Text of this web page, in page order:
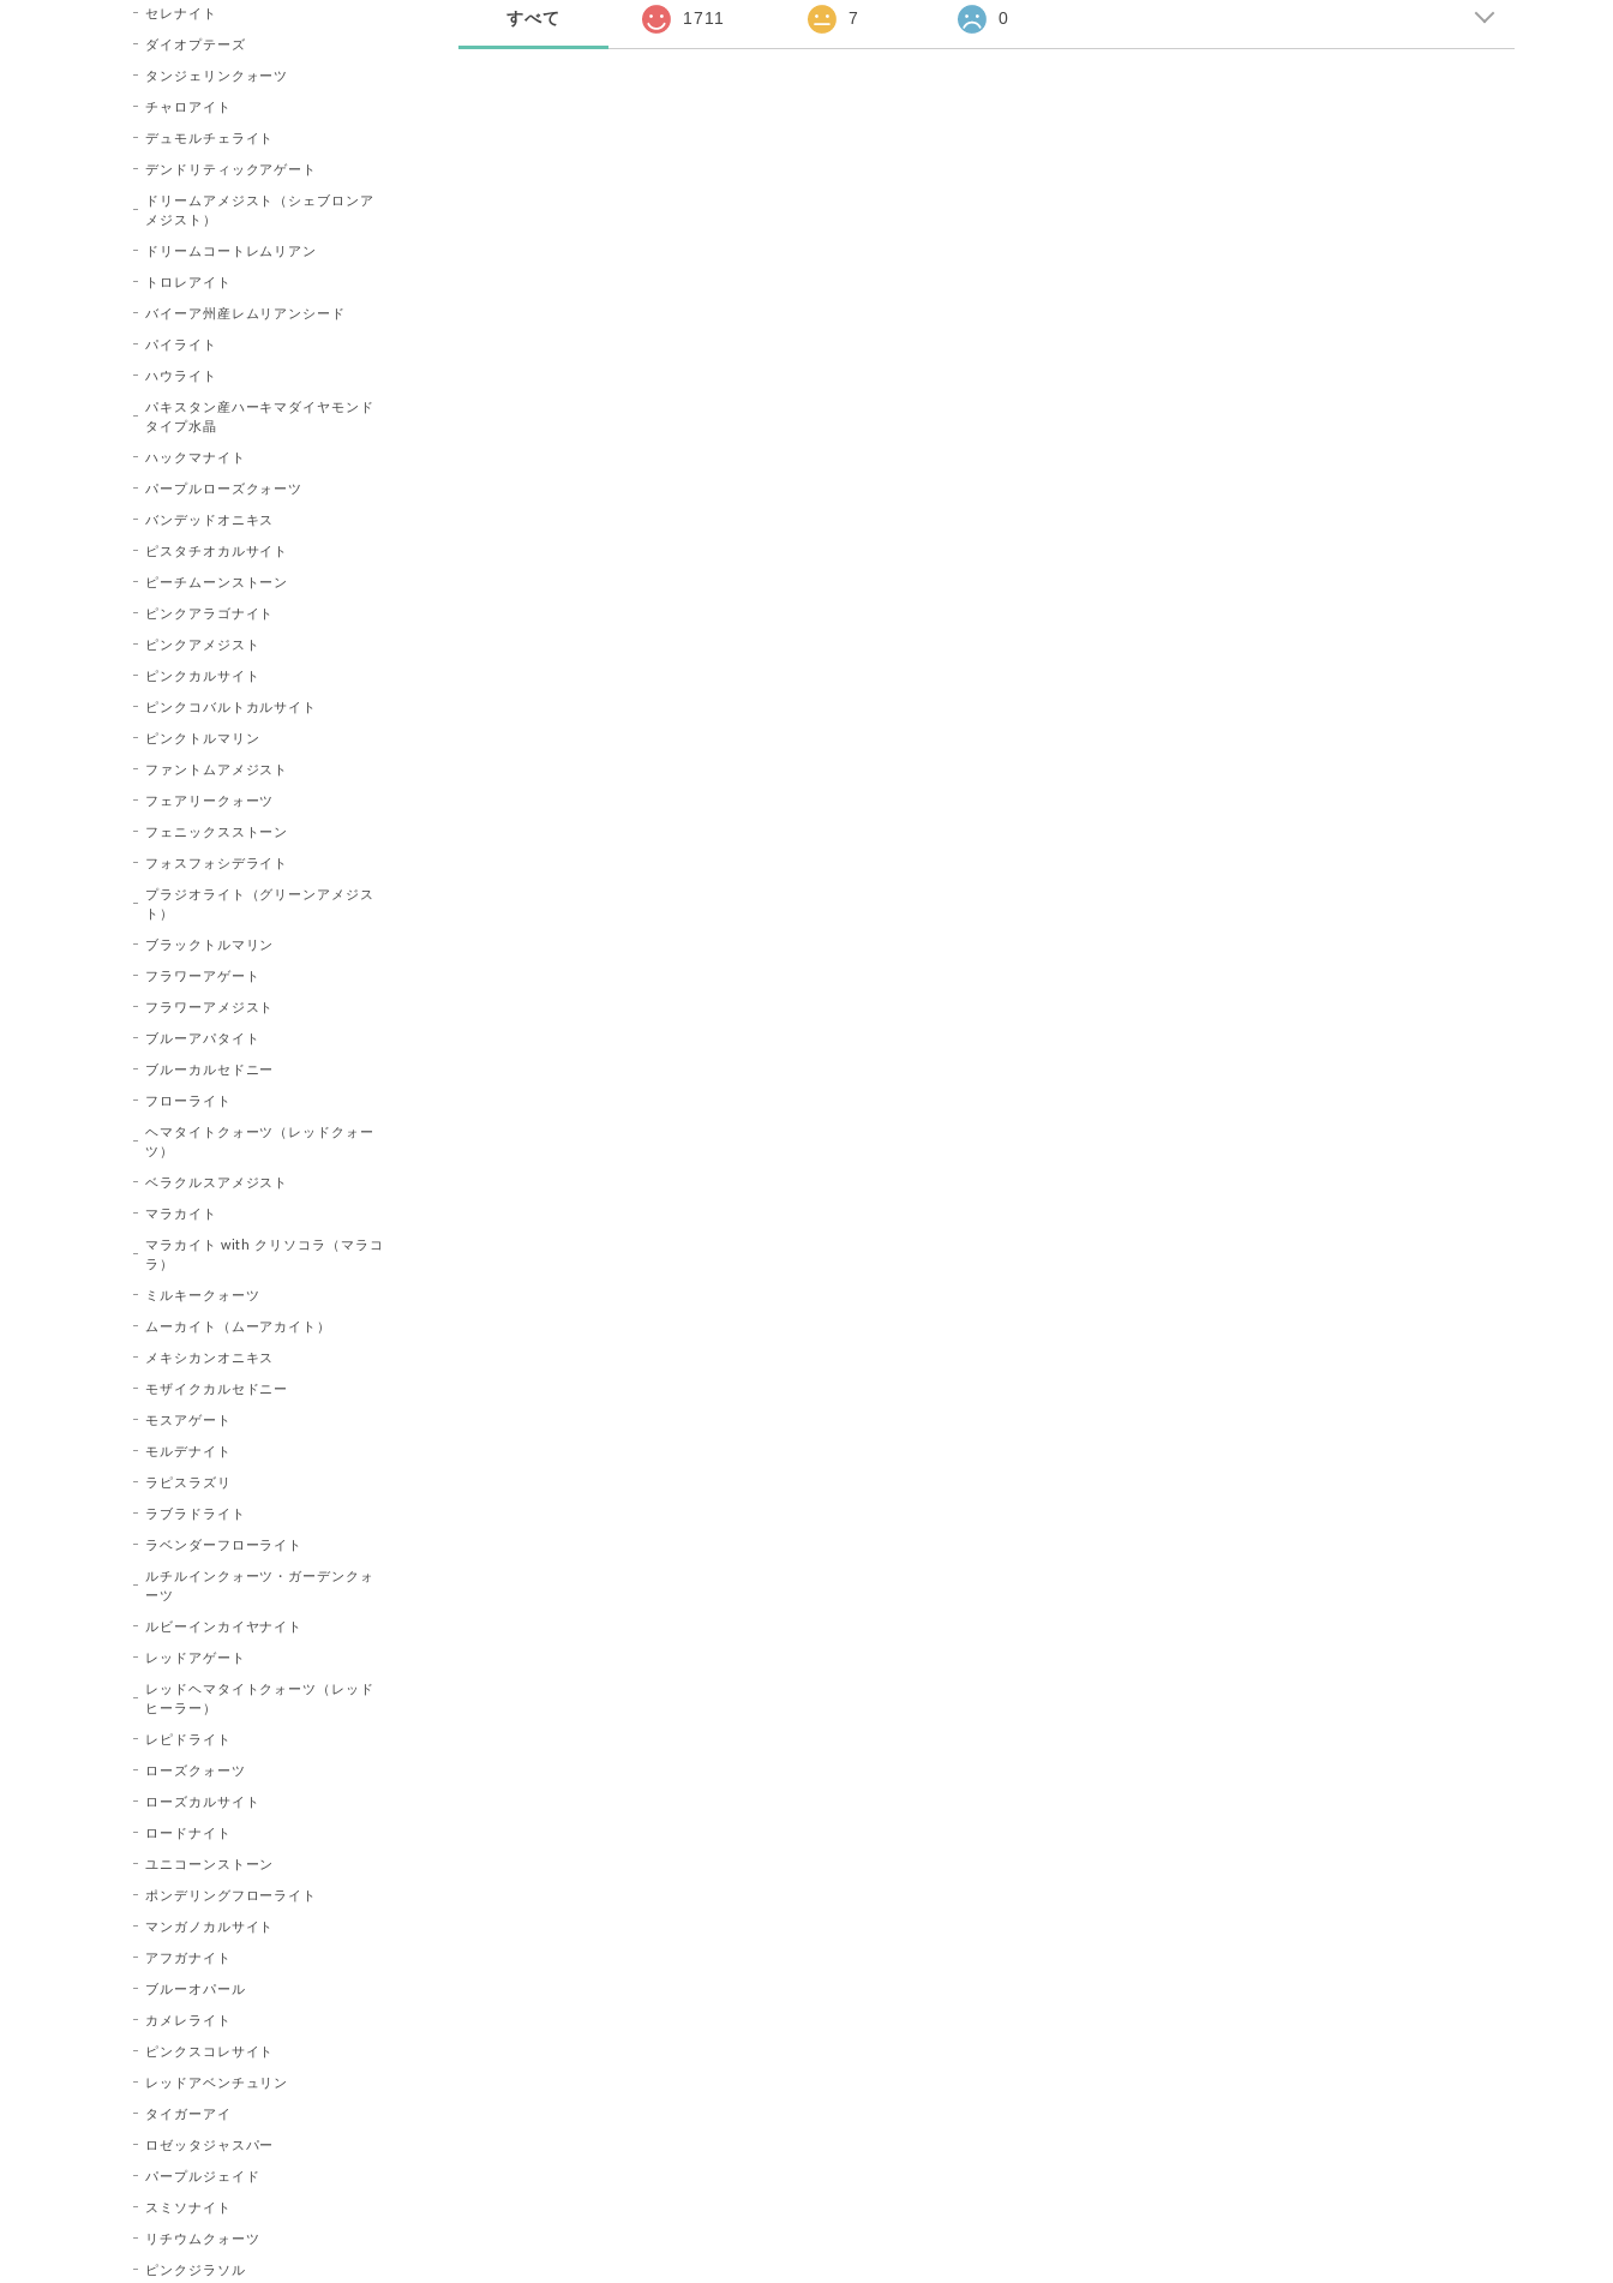
すべて 1711 7 0
セレナイト
ダイオプテーズ
タンジェリンクォーツ
チャロアイト
デュモルチェライト
デンドリティックアゲート
ドリームアメジスト（シェブロンア
メジスト）
ドリームコートレムリアン
トロレアイト
バイーア州産レムリアンシード
パイライト
ハウライト
パキスタン産ハーキマダイヤモンド
タイプ水晶
ハックマナイト
パープルローズクォーツ
バンデッドオニキス
ピスタチオカルサイト
ピーチムーンストーン
ピンクアラゴナイト
ピンクアメジスト
ピンクカルサイト
ピンクコバルトカルサイト
ピンクトルマリン
ファントムアメジスト
フェアリークォーツ
フェニックスストーン
フォスフォシデライト
プラジオライト（グリーンアメジス
ト）
ブラックトルマリン
フラワーアゲート
フラワーアメジスト
ブルーアパタイト
ブルーカルセドニー
フローライト
ヘマタイトクォーツ（レッドクォー
ツ）
ベラクルスアメジスト
マラカイト
マラカイト with クリソコラ（マラコ
ラ）
ミルキークォーツ
ムーカイト（ムーアカイト）
メキシカンオニキス
モザイクカルセドニー
モスアゲート
モルデナイト
ラピスラズリ
ラブラドライト
ラベンダーフローライト
ルチルインクォーツ・ガーデンクォ
ーツ
ルビーインカイヤナイト
レッドアゲート
レッドヘマタイトクォーツ（レッド
ヒーラー）
レピドライト
ローズクォーツ
ローズカルサイト
ロードナイト
ユニコーンストーン
ポンデリングフローライト
マンガノカルサイト
アフガナイト
ブルーオパール
カメレライト
ピンクスコレサイト
レッドアベンチュリン
タイガーアイ
ロゼッタジャスパー
パープルジェイド
スミソナイト
リチウムクォーツ
ピンクジラソル